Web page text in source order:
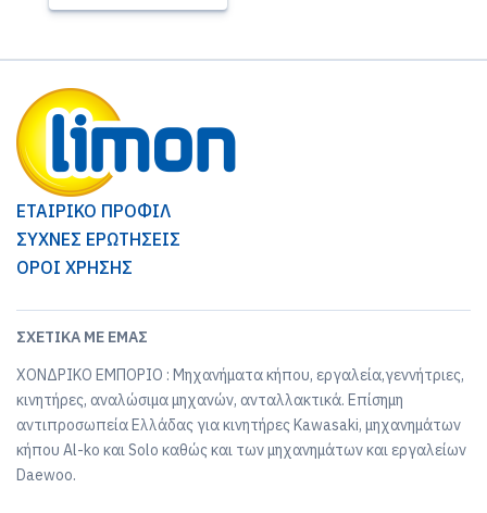
ΕΤΑΙΡΙΚΟ ΠΡΟΦΙΛ
ΣΥΧΝΕΣ ΕΡΩΤΗΣΕΙΣ
ΟΡΟΙ ΧΡΗΣΗΣ
ΣΧΕΤΙΚΆ ΜΕ ΕΜΆΣ
ΧΟΝΔΡΙΚΟ ΕΜΠΟΡΙΟ : Μηχανήματα κήπου, εργαλεία,γεννήτριες,
κινητήρες, αναλώσιμα μηχανών, ανταλλακτικά. Επίσημη
αντιπροσωπεία Ελλάδας για κινητήρες Kawasaki, μηχανημάτων
κήπου Al-ko και Solo καθώς και των μηχανημάτων και εργαλείων
Daewoo.